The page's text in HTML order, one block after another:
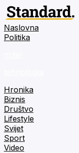
Naslovna
Politika
Hronika
Biznis
Društvo
Lifestyle
Svijet
Sport
Video